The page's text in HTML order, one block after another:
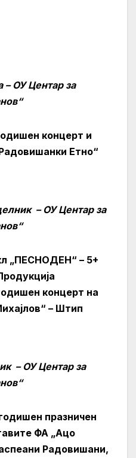
– ОУ Центар за
концерт и
Етно“
– ОУ Центар за
„ПЕСНОДЕН“ – 5+
концерт на
– Штип
– ОУ Центар за
празничен
ФА „Ацо
Радовишани,